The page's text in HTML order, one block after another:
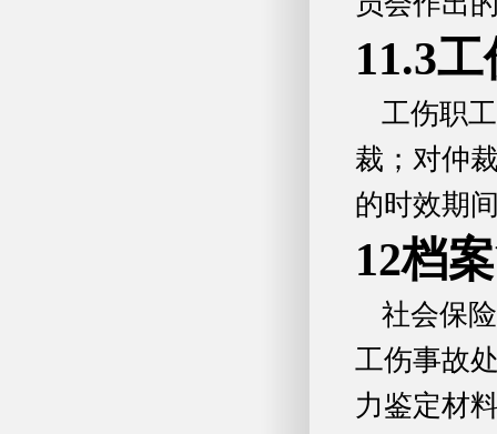
11.3
工伤职
裁；对仲
的时效期
12档
社会保
工伤事故
力鉴定材